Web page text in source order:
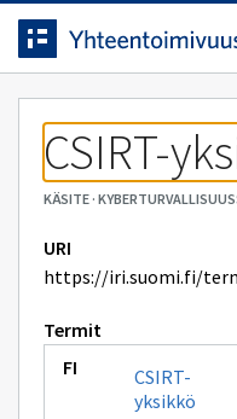
Siirrytty
sivulle
Siirry suoraan sisältöön.
CSIRT-
KÄSITE·
URI
https://iri.suomi.fi/
Termit
CSIRT-
yksikkö